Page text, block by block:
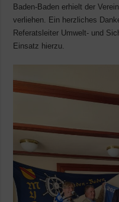
Baden-Baden erhielt der
verliehen. Ein herzliches
Referatsleiter Umwelt- und
Einsatz hierzu.